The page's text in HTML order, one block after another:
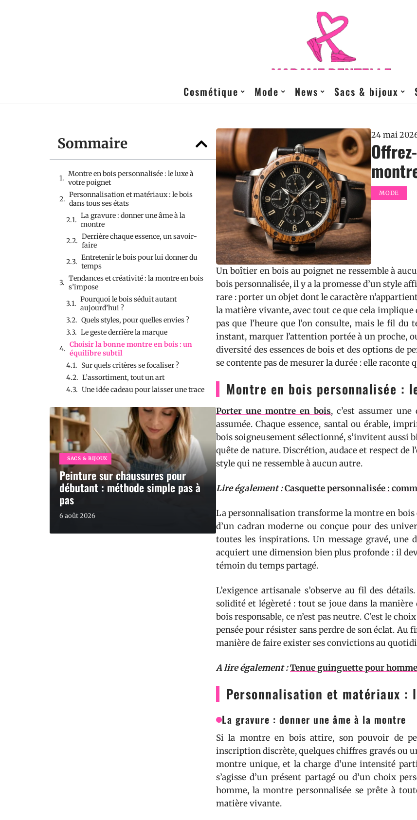
Cosmétique Mode News Sacs & bijoux
Sommaire
Montre en bois personnalisée : le luxe à
votre poignet
Personnalisation et matériaux : le bois
dans tous ses états
La gravure : donner une âme à la
montre
Derrière chaque essence, un savoir-
faire
Entretenir le bois pour lui donner du
temps
Tendances et créativité : la montre en bois
s’impose
Pourquoi le bois séduit autant
aujourd’hui ?
Quels styles, pour quelles envies ?
Le geste derrière la marque
Choisir la bonne montre en bois : un
équilibre subtil
Sur quels critères se focaliser ?
L’assortiment, tout un art
Une idée cadeau pour laisser une trace
SACS & BIJOUX
Peinture sur chaussures pour
débutant : méthode simple pas à
pas
6 août 2026
24 mai
MODE
Un boîtier en bois au poignet ne ressemble à
bois personnalisée, il y a la promesse d’un style
rare : porter un objet dont le caractère
la matière vivante, avec tout ce que cela implique
pas que l’heure que l’on consulte, mais le fil
instant, marquer l’attention portée à un proche,
diversité des essences de bois et des options de
se contente pas de mesurer la durée : elle raconte
Montre en bois personnalisée :
Porter une montre en bois, c’est assumer
assumée. Chaque essence, santal ou érable,
bois soigneusement sélectionné, s’invitent aussi
quête de nature. Discrétion, audace et respect de
style qui ne ressemble à aucun autre.
Lire également :Casquette personnalisée :
La personnalisation transforme la montre en
d’un cadran moderne ou conçue pour des
toutes les inspirations. Un message gravé, une
acquiert une dimension bien plus profonde : il
témoin du temps partagé.
L’exigence artisanale s’observe au fil des
solidité et légèreté : tout se joue dans la
bois responsable, ce n’est pas neutre. C’est le
pensée pour résister sans perdre de son éclat. Au
manière de faire exister ses convictions au
A lire également :Tenue guinguette pour
Personnalisation et matériaux :
La gravure : donner une âme à la montre
Si la montre en bois attire, son pouvoir de
inscription discrète, quelques chiffres gravés ou
montre unique, et la charge d’une intensité
s’agisse d’un présent partagé ou d’un choix
homme, la montre personnalisée se prête à
matière vivante.